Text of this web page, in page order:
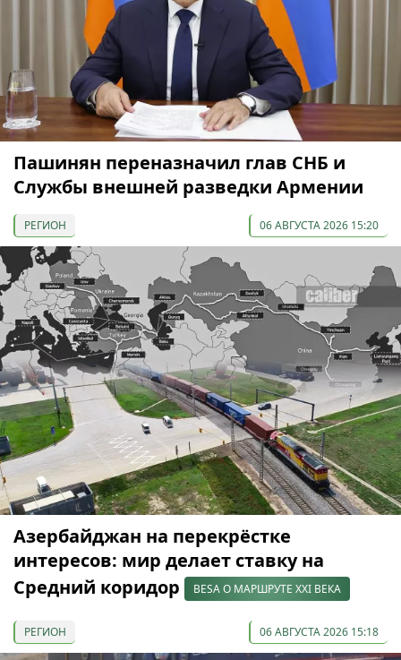
Пашинян переназначил глав СНБ и
Службы внешней разведки Армении
РЕГИОН 06 АВГУСТА 2026 15:20
Азербайджан на перекрёстке
интересов: мир делает ставку на
Средний коридор
BESA О МАРШРУТЕ XXI ВЕКА
РЕГИОН 06 АВГУСТА 2026 15:18